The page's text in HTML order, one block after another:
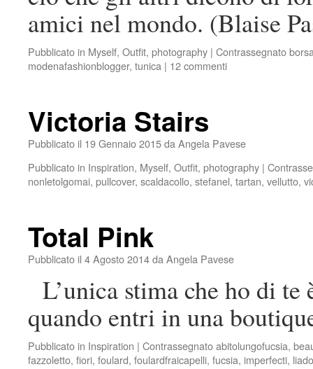
amici nel mondo. (Blaise
Pubblicato in Myself, Outfit, photography | Contrassegnato
modenafashionblogger, tunica | 12 commenti
Victoria Stairs
Pubblicato il 19 Gennaio 2015da Angela Pavese
Pubblicato in Inspiration, Myself, Outfit, photography |
nonletolgomai, pullcover, scaldacollo, stefanel, tartan, vellutto,
Total Pink
Pubblicato il 4 Agosto 2014da Angela Pavese
L’unica stima che ho di
quando entri in una
Pubblicato in Inspiration | Contrassegnatoabitolungofucsia,
fazzoletto, fiori, foulard, foulardfraicapelli, fucsia, imperfecti,